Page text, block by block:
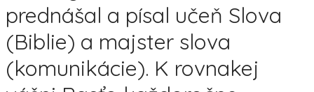
prednášal a písal učeň Slova
(Biblie) a majster slova
(komunikácie). K rovnakej